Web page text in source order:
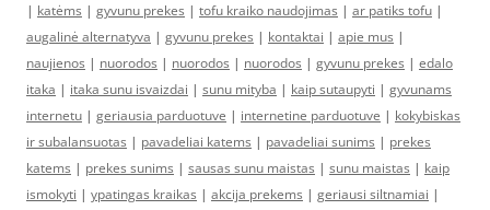
| katėms | gyvunu prekes | tofu kraiko naudojimas | ar patiks tofu |
augalinė alternatyva | gyvunu prekes | kontaktai | apie mus |
naujienos | nuorodos | nuorodos | nuorodos | gyvunu prekes | edalo
itaka | itaka sunu isvaizdai | sunu mityba | kaip sutaupyti | gyvunams
internetu | geriausia parduotuve | internetine parduotuve | kokybiskas
ir subalansuotas | pavadeliai katems | pavadeliai sunims | prekes
katems | prekes sunims | sausas sunu maistas | sunu maistas | kaip
ismokyti | ypatingas kraikas | akcija prekems | geriausi siltnamiai |